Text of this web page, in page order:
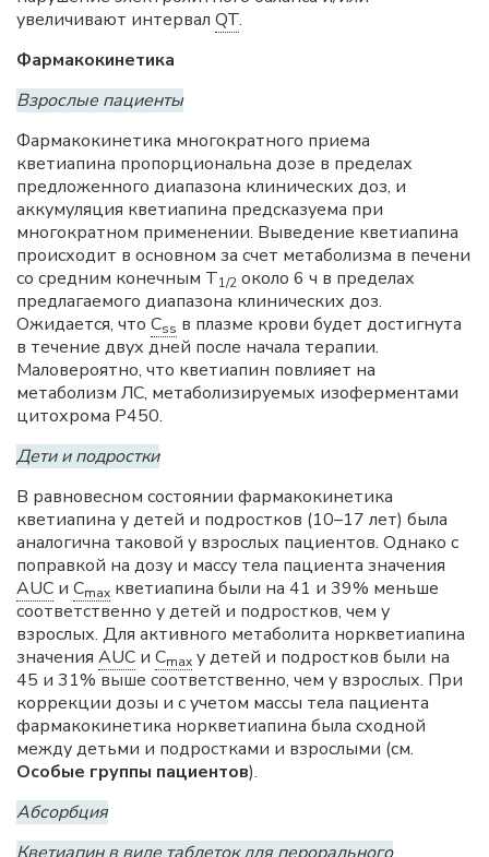
увеличивают интервал QT.
Фармакокинетика
Взрослые пациенты
Фармакокинетика многократного приема
кветиапина пропорциональна дозе в пределах
предложенного диапазона клинических доз, и
аккумуляция кветиапина предсказуема при
многократном применении. Выведение кветиапина
происходит в основном за счет метаболизма в печени
со средним конечным Т1/2 около 6 ч в пределах
предлагаемого диапазона клинических доз.
Ожидается, что Css в плазме крови будет достигнута
в течение двух дней после начала терапии.
Маловероятно, что кветиапин повлияет на
метаболизм ЛС, метаболизируемых изоферментами
цитохрома P450.
Дети и подростки
В равновесном состоянии фармакокинетика
кветиапина у детей и подростков (10–17 лет) была
аналогична таковой у взрослых пациентов. Однако с
поправкой на дозу и массу тела пациента значения
AUC и Cmax кветиапина были на 41 и 39% меньше
соответственно у детей и подростков, чем у
взрослых. Для активного метаболита норкветиапина
значения AUC и Cmax у детей и подростков были на
45 и 31% выше соответственно, чем у взрослых. При
коррекции дозы и с учетом массы тела пациента
фармакокинетика норкветиапина была сходной
между детьми и подростками и взрослыми (см.
Особые группы пациентов).
Абсорбция